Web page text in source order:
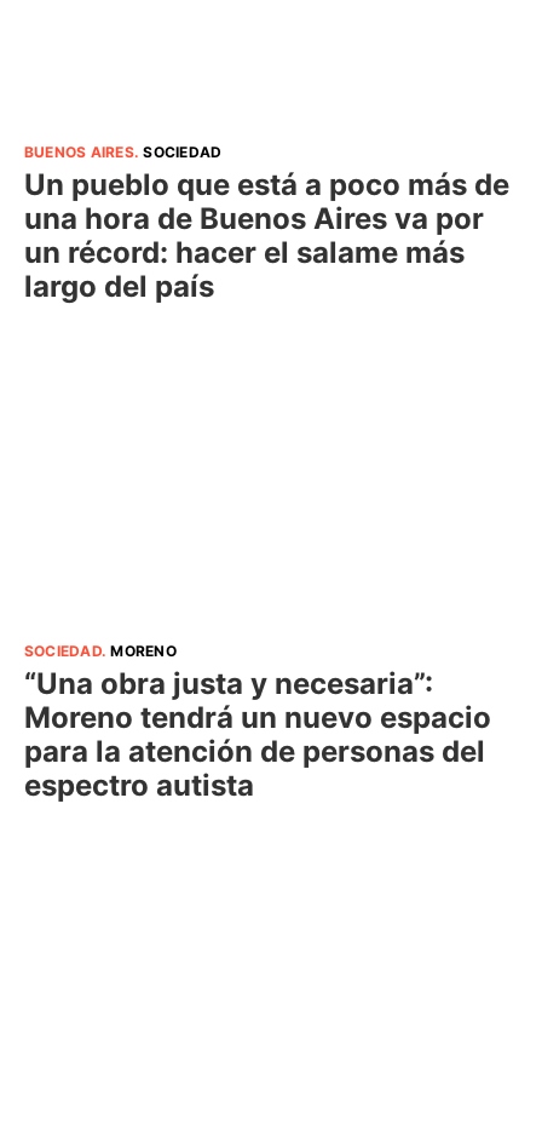
BUENOS AIRES.SOCIEDAD
Un pueblo que está a poco más de
una hora de Buenos Aires va por
un récord: hacer el salame más
largo del país
SOCIEDAD.MORENO
“Una obra justa y necesaria”:
Moreno tendrá un nuevo espacio
para la atención de personas del
espectro autista